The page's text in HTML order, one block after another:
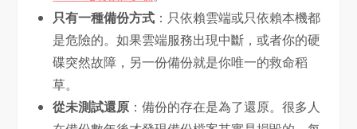
只有一種備份方式 ：只依賴雲端或只依賴本機都
是危險的。如果雲端服務出現中斷，或者你的硬
碟突然故障，另一份備份就是你唯一的救命稻
草。
從未測試還原 ：備份的存在是為了還原。很多人